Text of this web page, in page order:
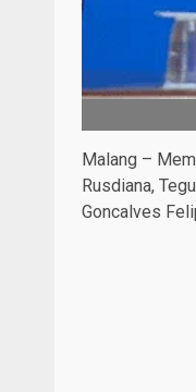
Malang –
Rusdiana,
Goncalves